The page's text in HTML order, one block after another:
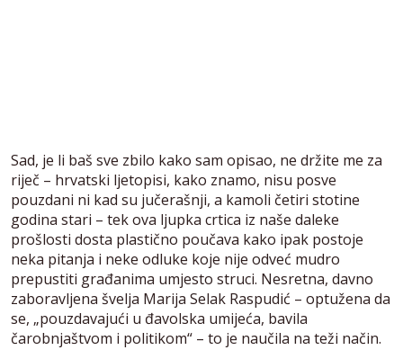
Sad, je li baš sve zbilo kako sam opisao, ne držite me za
riječ – hrvatski ljetopisi, kako znamo, nisu posve
pouzdani ni kad su jučerašnji, a kamoli četiri stotine
godina stari – tek ova ljupka crtica iz naše daleke
prošlosti dosta plastično poučava kako ipak postoje
neka pitanja i neke odluke koje nije odveć mudro
prepustiti građanima umjesto struci. Nesretna, davno
zaboravljena švelja Marija Selak Raspudić – optužena da
se, „pouzdavajući u đavolska umijeća, bavila
čarobnjaštvom i politikom“ – to je naučila na teži način.